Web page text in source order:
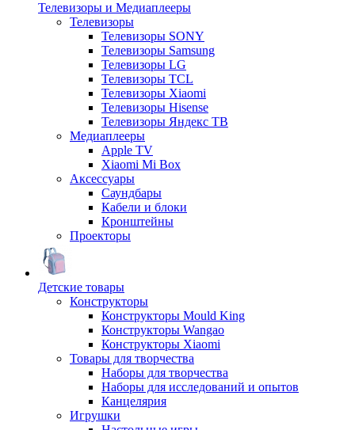
Телевизоры и Медиаплееры
Телевизоры
Телевизоры SONY
Телевизоры Samsung
Телевизоры LG
Телевизоры TCL
Телевизоры Xiaomi
Телевизоры Hisense
Телевизоры Яндекс ТВ
Медиаплееры
Apple TV
Xiaomi Mi Box
Аксессуары
Саундбары
Кабели и блоки
Кронштейны
Проекторы
Детские товары
Конструкторы
Конструкторы Mould King
Конструкторы Wangao
Конструкторы Xiaomi
Товары для творчества
Наборы для творчества
Наборы для исследований и опытов
Канцелярия
Игрушки